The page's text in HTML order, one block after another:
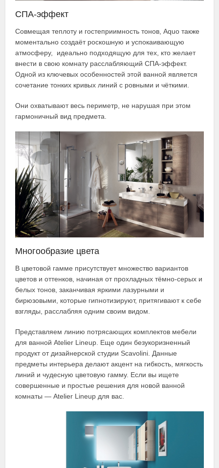
СПА-эффект
Совмещая теплоту и гостеприимность тонов, Aquo также
моментально создаёт роскошную и успокаивающую
атмосферу, идеально подходящую для тех, кто желает
внести в свою комнату расслабляющий СПА-эффект.
Одной из ключевых особенностей этой ванной является
сочетание тонких кривых линий с ровными и чёткими.
Они охватывают весь периметр, не нарушая при этом
гармоничный вид предмета.
Многообразие цвета
В цветовой гамме присутствует множество вариантов
цветов и оттенков, начиная от прохладных тёмно-серых и
белых тонов, заканчивая яркими лазурными и
бирюзовыми, которые гипнотизируют, притягивают к себе
взгляды, расслабляя одним своим видом.
Представляем линию потрясающих комплектов мебели
для ванной Atelier Lineup. Еще один безукоризненный
продукт от дизайнерской студии Scavolini. Данные
предметы интерьера делают акцент на гибкость, мягкость
линий и чудесную цветовую гамму. Если вы ищете
совершенные и простые решения для новой ванной
комнаты — Atelier Lineup для вас.